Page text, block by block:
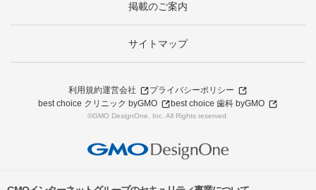
掲載のご案内
サイトマップ
利用規約運営会社
プライバシーポリシー
best choice クリニック byGMO
best choice 歯科 byGMO
©GMO DesignOne, Inc. All Rights reserved.